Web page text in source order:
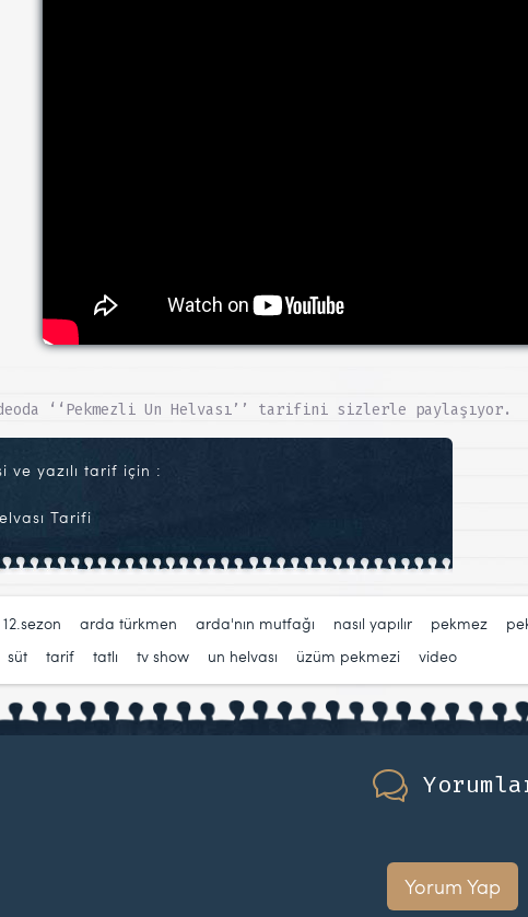
‘‘Pekmezli Un Helvası’’ tarifini sizlerle paylaşıyor.
ve yazılı tarif için :
Tarifi
12.sezon arda türkmen arda'nın mutfağı nasıl yapılır pekmez
süt tarif tatlı tv show un helvası üzüm pekmezi video
Yorum Yap